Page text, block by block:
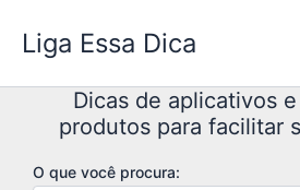
para
conteúdo
Liga Essa Dica
Dicas de aplicativos
produtos para facilitar
O que você procura: